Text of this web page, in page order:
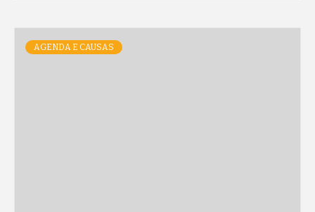
AGENDA E CAUSAS